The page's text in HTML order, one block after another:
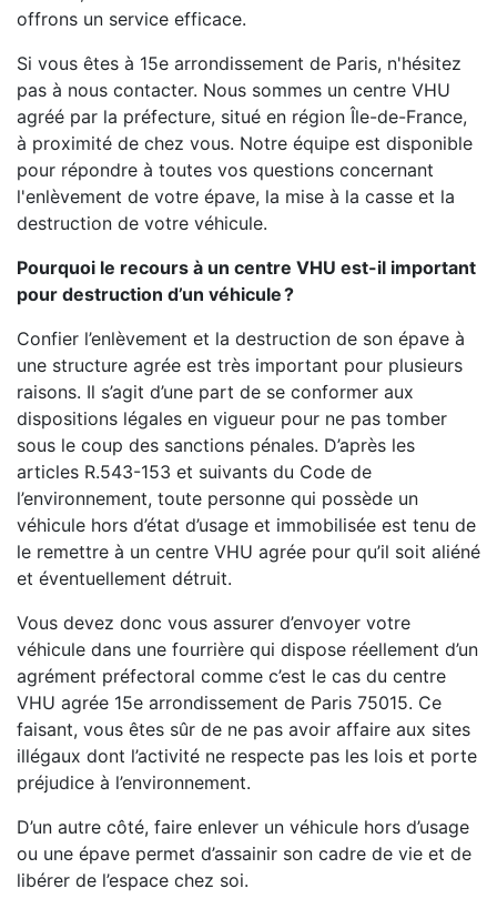
offrons un service efficace.
Si vous êtes à 15e arrondissement de Paris, n'hésitez
pas à nous contacter. Nous sommes un centre VHU
agréé par la préfecture, situé en région Île-de-France,
à proximité de chez vous. Notre équipe est disponible
pour répondre à toutes vos questions concernant
l'enlèvement de votre épave, la mise à la casse et la
destruction de votre véhicule.
Pourquoi le recours à un centre VHU est-il important
pour destruction d’un véhicule ?
Confier l’enlèvement et la destruction de son épave à
une structure agrée est très important pour plusieurs
raisons. Il s’agit d’une part de se conformer aux
dispositions légales en vigueur pour ne pas tomber
sous le coup des sanctions pénales. D’après les
articles R.543-153 et suivants du Code de
l’environnement, toute personne qui possède un
véhicule hors d’état d’usage et immobilisée est tenu de
le remettre à un centre VHU agrée pour qu’il soit aliéné
et éventuellement détruit.
Vous devez donc vous assurer d’envoyer votre
véhicule dans une fourrière qui dispose réellement d’un
agrément préfectoral comme c’est le cas du centre
VHU agrée 15e arrondissement de Paris 75015. Ce
faisant, vous êtes sûr de ne pas avoir affaire aux sites
illégaux dont l’activité ne respecte pas les lois et porte
préjudice à l’environnement.
D’un autre côté, faire enlever un véhicule hors d’usage
ou une épave permet d’assainir son cadre de vie et de
libérer de l’espace chez soi.